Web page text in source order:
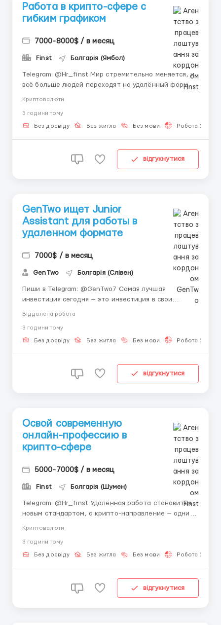
Работа в крипто-сфере с
гибким графиком
7000-8000$ / в месяц
Finst Болгарія (Ямбол)
Telegram: @Hr_finst Мир стремительно меняется, и
всё больше людей переходят на удалённый формат
хочет развиваться в цифровой среде и получать
доход онлайн. Наша команда приглашает активных
Криптовалюти
3 години тому
Без досвіду Без житла Без мови Робота 2-3
відгукнутися
GenTwo ищет Junior
Assistant для работы в
удаленном формате
7000$ / в месяц
GenTwo Болгарія (Слівен)
Пиши в Telegram: @GenTwo7 Самая лучшая
инвестиция сегодня — это инвестиция в свои
квартирой в Цюрихе предлагает тебе уникальный
старт карьеры с нуля. Мы обучаем амбициозных
Віддалена робота
3 години тому
Без досвіду Без житла Без мови Робота 2-3
відгукнутися
Освой современную
онлайн-профессию в
крипто-сфере
5000-7000$ / в месяц
Finst Болгарія (Шумен)
Telegram: @Hr_finst Удалённая работа становится
новым стандартом, а крипто-направление — одним
благодаря гибкости, перспективам и возможности
работать из любой точки мира. Наша команда
Криптовалюти
3 години тому
Без досвіду Без житла Без мови Робота 2-3
відгукнутися